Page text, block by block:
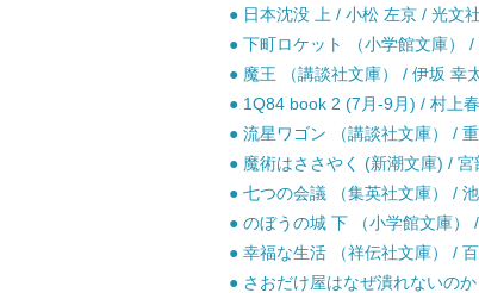
● 日本沈没 上 / 小松 左京 / 光文
● 下町ロケット （小学館文庫）
● 魔王 （講談社文庫） / 伊坂 幸
● 1Q84 book 2 (7月-9月) / 村上
● 流星ワゴン （講談社文庫） /
● 魔術はささやく (新潮文庫) /
● 七つの会議 （集英社文庫） /
● のぼうの城 下 （小学館文庫）
● 幸福な生活 （祥伝社文庫） /
● さおだけ屋はなぜ潰れないの